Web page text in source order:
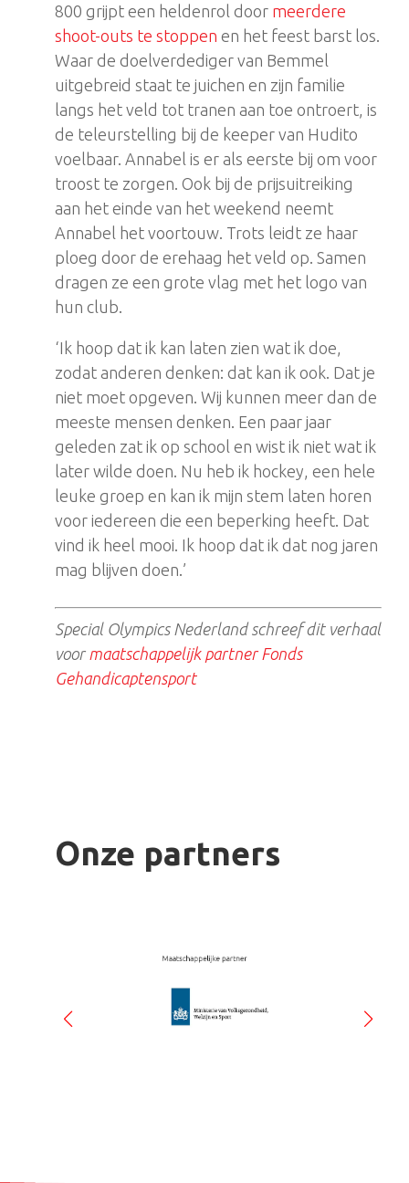
800 grijpt een heldenrol door meerdere
shoot-outs te stoppen en het feest barst los.
Waar de doelverdediger van Bemmel
uitgebreid staat te juichen en zijn familie
langs het veld tot tranen aan toe ontroert, is
de teleurstelling bij de keeper van Hudito
voelbaar. Annabel is er als eerste bij om voor
troost te zorgen. Ook bij de prijsuitreiking
aan het einde van het weekend neemt
Annabel het voortouw. Trots leidt ze haar
ploeg door de erehaag het veld op. Samen
dragen ze een grote vlag met het logo van
hun club.
‘Ik hoop dat ik kan laten zien wat ik doe,
zodat anderen denken: dat kan ik ook. Dat je
niet moet opgeven. Wij kunnen meer dan de
meeste mensen denken. Een paar jaar
geleden zat ik op school en wist ik niet wat ik
later wilde doen. Nu heb ik hockey, een hele
leuke groep en kan ik mijn stem laten horen
voor iedereen die een beperking heeft. Dat
vind ik heel mooi. Ik hoop dat ik dat nog jaren
mag blijven doen.’
Special Olympics Nederland schreef dit verhaal
voor maatschappelijk partner Fonds
Gehandicaptensport
Onze partners